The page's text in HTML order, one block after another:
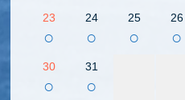
23
○
24
○
25
○
26
○
30
○
31
○